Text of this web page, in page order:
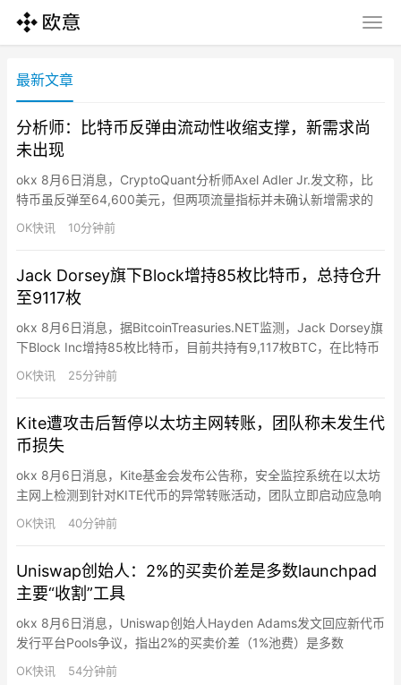
最新文章
分析师：比特币反弹由流动性收缩支撑，新需求尚
未出现
okx 8月6日消息，CryptoQuant分析师Axel Adler Jr.发文称，比
特币虽反弹至64,600美元，但两项流量指标并未确认新增需求的
涌入。需求/发行比率为-5.43，币龄净流量为-85,500枚BTC，两
者均从7月低点回升但仍处负值。需求/发行比率低于零意味着年轻
示过去30天内有85…
OK快讯 10分钟前
Jack Dorsey旗下Block增持85枚比特币，总持仓升
至9117枚
okx 8月6日消息，据BitcoinTreasuries.NET监测，Jack Dorsey旗
下Block Inc增持85枚比特币，目前共持有9,117枚BTC，在比特币
持仓排名中位列第15位。
OK快讯 25分钟前
Kite遭攻击后暂停以太坊主网转账，团队称未发生代
币损失
okx 8月6日消息，Kite基金会发布公告称，安全监控系统在以太坊
主网上检测到针对KITE代币的异常转账活动，团队立即启动应急响
应，暂停了以太坊主网上所有KITE代币转账及跨链桥接功能。受影
响代币已被冻结，无法移动，也不会进入二级市场。基金会表示，
始至终未发生移动。调查仍在进行中，基金会将采取进一步…
OK快讯 40分钟前
Uniswap创始人：2%的买卖价差是多数launchpad
主要“收割”工具
okx 8月6日消息，Uniswap创始人Hayden Adams发文回应新代币
发行平台Pools争议，指出2%的买卖价差（1%池费）是多数
launchpad的主要“收割”方式，并称Uniswap押注的是优质技术和
公平竞争环境，而非高抽成平台。他认为2%价差的池子在代币规模
OK快讯 54分钟前